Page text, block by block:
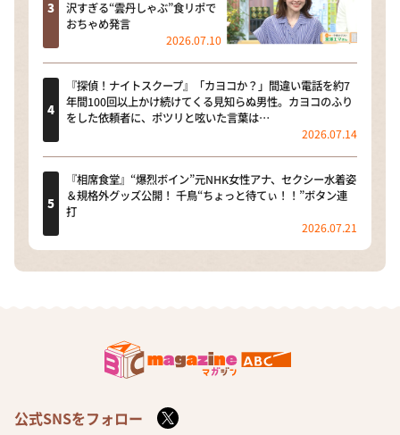
沢すぎる“雲丹しゃぶ”食リポで
おちゃめ発言
2026.07.10
『探偵！ナイトスクープ』「カヨコか？」間違い電話を約7
年間100回以上かけ続けてくる見知らぬ男性。カヨコのふり
をした依頼者に、ポツリと呟いた言葉は…
2026.07.14
『相席食堂』“爆烈ボイン”元NHK女性アナ、セクシー水着姿
＆規格外グッズ公開！ 千鳥“ちょっと待てぃ！！”ボタン連
打
2026.07.21
公式SNSをフォロー